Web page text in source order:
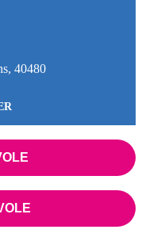
40480